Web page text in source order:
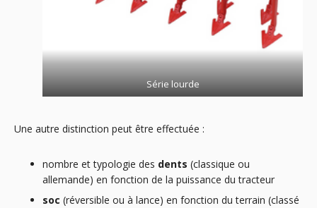
Série lourde
Une autre distinction peut être effectuée :
nombre et typologie des dents (classique ou
allemande) en fonction de la puissance du tracteur
soc (réversible ou à lance) en fonction du terrain (classé